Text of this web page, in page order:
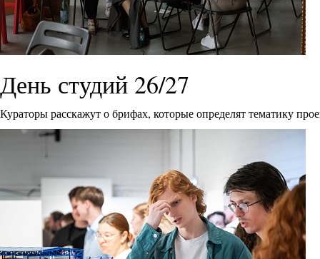
День студий 26/27
Кураторы расскажут о брифах, которые определят тематику